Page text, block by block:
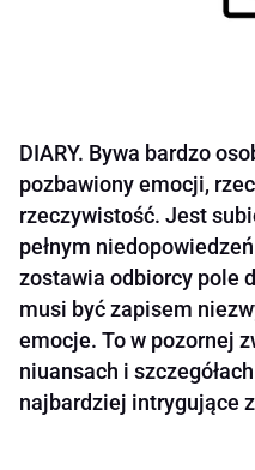
DIARY. Bywa bardzo
pozbawiony emocji,
rzeczywistość. Jest
pełnym
zostawia odbiorcy pole
musi być zapisem
emocje. To w pozornej
niuansach i
najbardziej intrygujące